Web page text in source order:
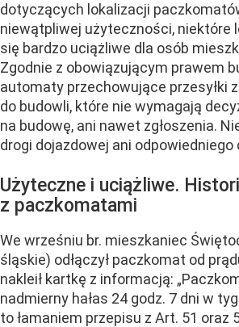
dotyczących lokalizacji
niewątpliwej użyteczności, niektóre
się bardzo uciążliwe dla osób
Zgodnie z obowiązującym prawem
automaty przechowujące przesyłki
do budowli, które nie wymagają
na budowę, ani nawet zgłoszenia.
drogi dojazdowej ani odpowiedniego
Użyteczne i uciążliwe.
z paczkomatami
We wrześniu br. mieszkaniec
śląskie) odłączył paczkomat od
nakleił kartkę z informacją:
nadmierny hałas 24 godz. 7 dni w
to łamaniem przepisu z Art. 51 oraz